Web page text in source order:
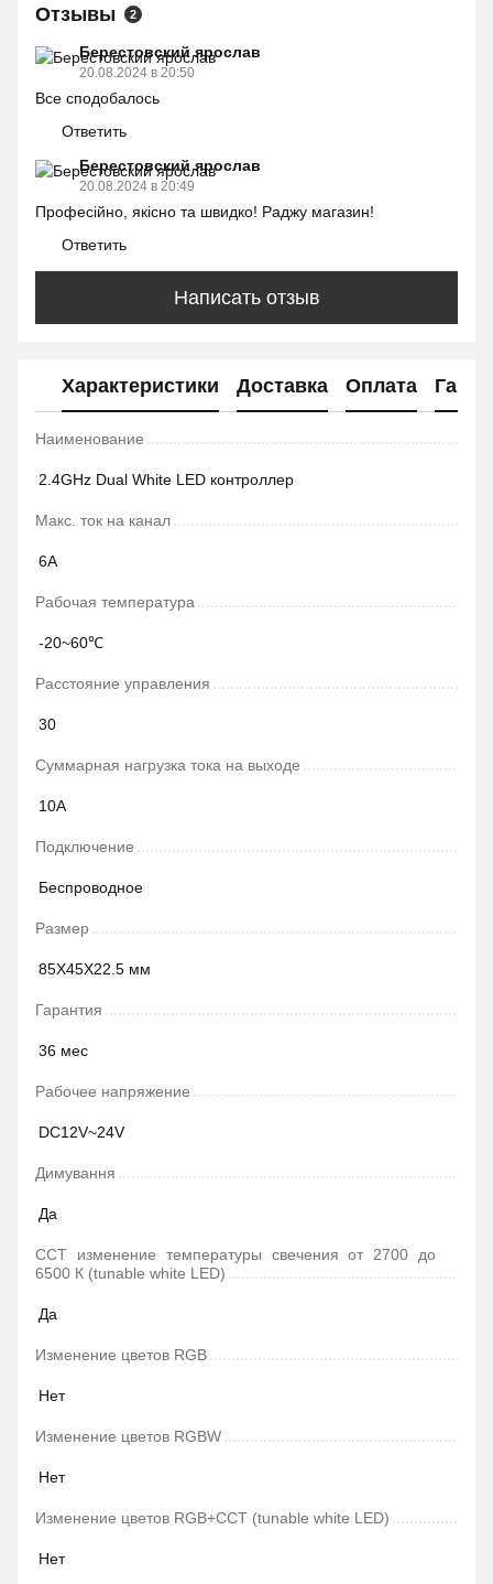
Отзывы 2
Берестовский ярослав
20.08.2024 в 20:50
Все сподобалось
Ответить
Берестовский ярослав
20.08.2024 в 20:49
Професійно, якісно та швидко! Раджу магазин!
Ответить
Написать отзыв
Характеристики Доставка Оплата
Наименование
2.4GHz Dual White LED контроллер
Макс. ток на канал
6А
Рабочая температура
-20~60℃
Расстояние управления
30
Суммарная нагрузка тока на выходе
10A
Подключение
Беспроводное
Размер
85Х45Х22.5 мм
Гарантия
36 мес
Рабочее напряжение
DC12V~24V
Димування
Да
ССТ изменение температуры свечения от 2700 до
6500 К (tunable white LED)
Да
Изменение цветов RGB
Нет
Изменение цветов RGBW
Нет
Изменение цветов RGB+CCT (tunable white LED)
Нет